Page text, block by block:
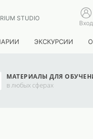
STUDIO
Вход
ЭКСКУРСИИ
МАТЕРИАЛЫ ДЛЯ
в любых сферах